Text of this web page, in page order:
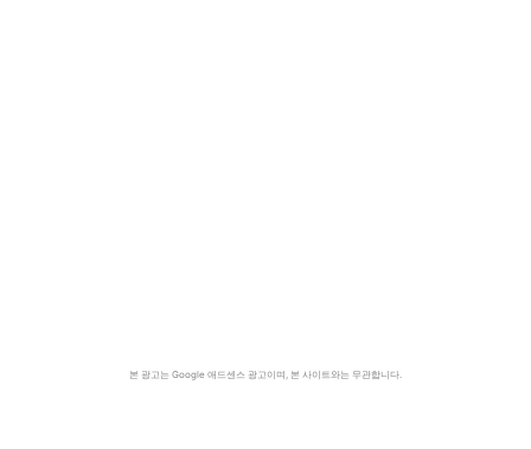
본 광고는 Google 애드센스 광고이며, 본 사이트와는 무관합니다.